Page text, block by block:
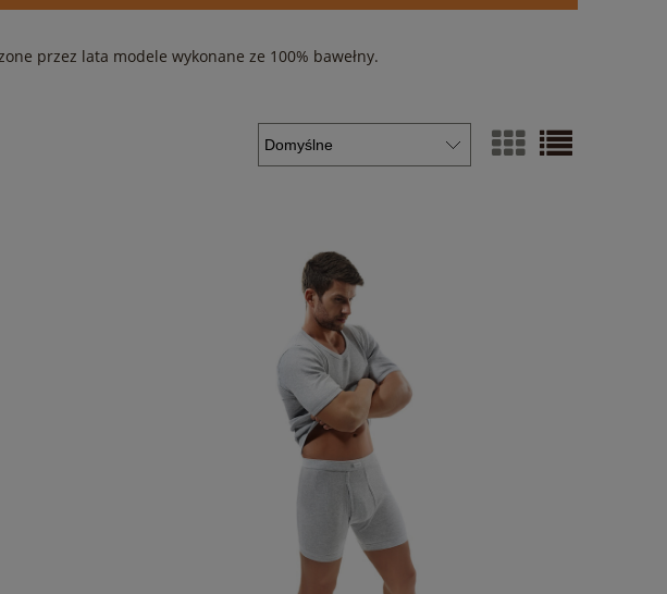
przez lata modele wykonane ze 100% bawełny.